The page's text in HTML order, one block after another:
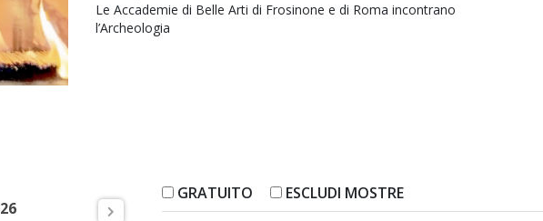
Le Accademie di Belle Arti di Frosinone e di Roma incontrano
l’Archeologia
GRATUITO ESCLUDI MOSTRE